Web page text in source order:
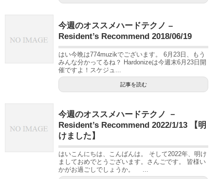
今週のオススメハードテクノ –
Resident’s Recommend 2018/06/19
はい今晩は774muzikでございます。 6月23日、もう
みんな分かってるね？ Hardonizeは今週末6月23日開
催ですよ！スケジュ...
記事を読む
今週のオススメハードテクノ －
Resident’s Recommend 2022/1/13 【明
けました】
はいこんにちは、こんばんは。 そして2022年、明け
ましておめでとうございます。さんごです。 皆様い
かがお過ごしでしょうか。 ...